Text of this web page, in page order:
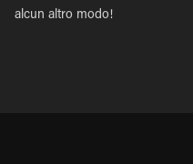
alcun altro modo!